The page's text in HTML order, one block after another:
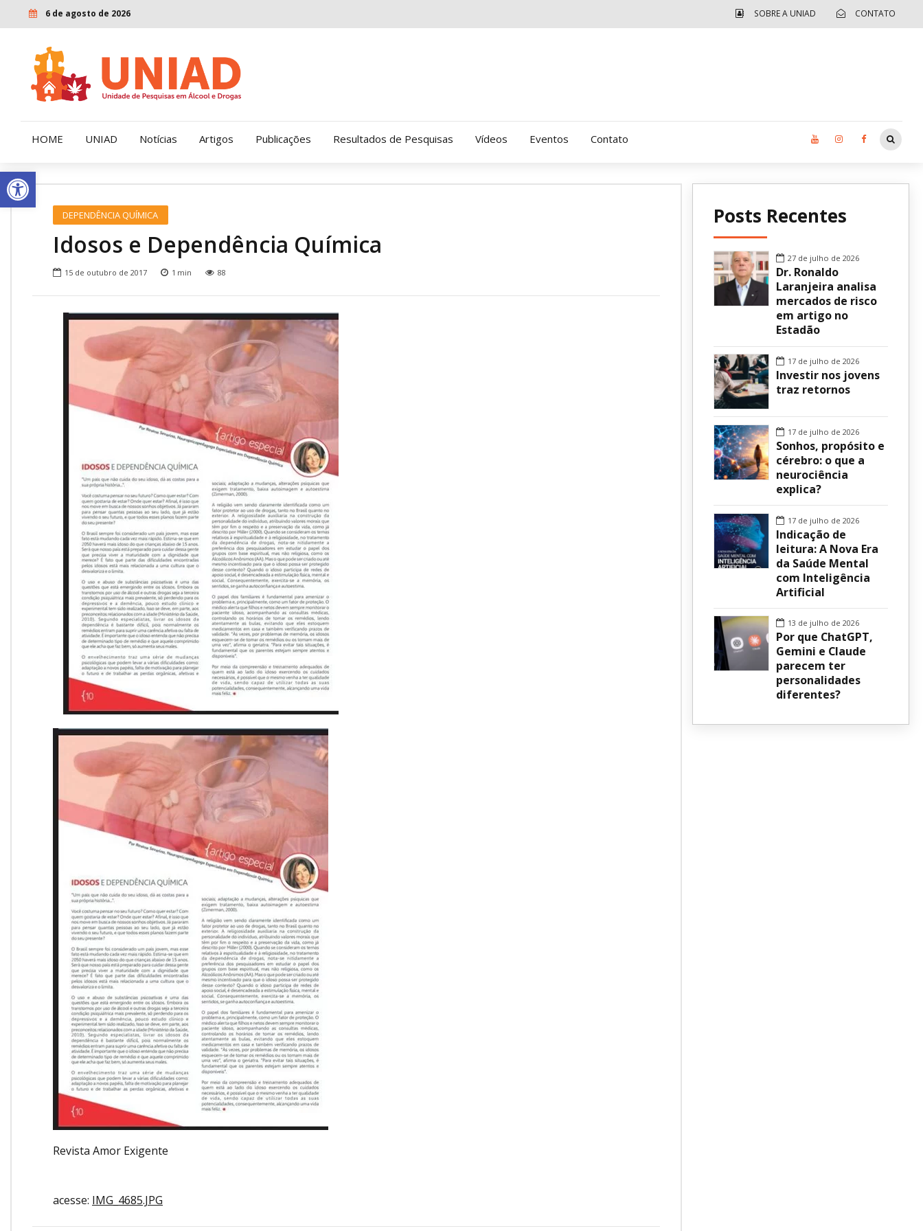
Open toolbar
6 de agosto de 2026 SOBRE A UNIAD CONTATO
HOME UNIAD
Nossa História
Nossa Missão e Valores
Onde Procurar Ajuda?
Ronaldo Laranjeira recebe prêmio ISAJE
Independência Jovem – FOLIA
Revista UNIAD
Notícias Artigos Publicações Resultados de Pesquisas Vídeos Eventos Contato
DEPENDÊNCIA QUÍMICA
Idosos e Dependência Química
15 de outubro de 2017 1 min 88
Revista Amor Exigente
acesse: IMG_4685.JPG
Posts Recentes
27 de julho de 2026
Dr. Ronaldo
Laranjeira analisa
mercados de risco
em artigo no
Estadão
17 de julho de 2026
Investir nos jovens
traz retornos
17 de julho de 2026
Sonhos, propósito e
cérebro: o que a
neurociência
explica?
17 de julho de 2026
Indicação de
leitura: A Nova Era
da Saúde Mental
com Inteligência
Artificial
13 de julho de 2026
Por que ChatGPT,
Gemini e Claude
parecem ter
personalidades
diferentes?